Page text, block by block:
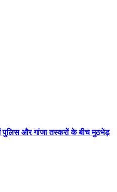
पुलिस और गांजा तस्करों के बीच मुठभेड़